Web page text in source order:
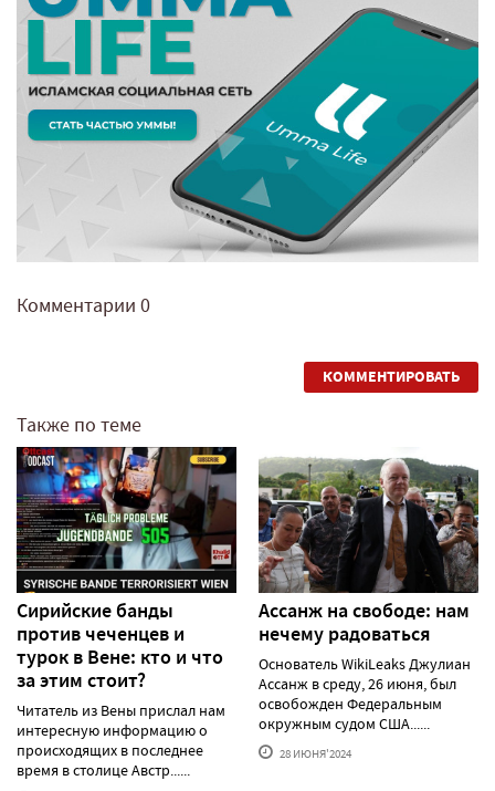
Комментарии 0
КОММЕНТИРОВАТЬ
Также по теме
Сирийские банды
против чеченцев и
турок в Вене: кто и что
за этим стоит?
Читатель из Вены прислал нам
интересную информацию о
происходящих в последнее
время в столице Австр......
Ассанж на свободе: нам
нечему радоваться
Основатель WikiLeaks Джулиан
Ассанж в среду, 26 июня, был
освобожден Федеральным
окружным судом США......
28 ИЮНЯ'2024